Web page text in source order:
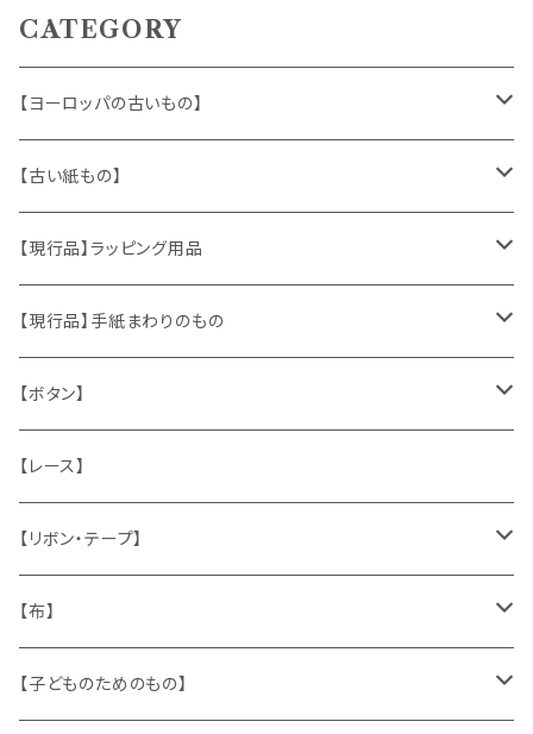
CATEGORY
【ヨーロッパの古いもの】
ヴィンテージアクセサリー
おもちゃ、ぬいぐるみ
くま、テディベア
うさぎ
キャラクター
ヴィンテージファブリック
ハンドメイド製品
お部屋に飾るもの
メタル製品
缶、箱
陶磁器
文房具
【古い紙もの】
切手、FDC
ポストカード、カレンダー
マッチラベル、食品ラベル
蔵書票、荷札、ビュバー、伝票
シール、ステッカー、クロモス
袋、箱、ナプキン、コースター
パズル、ゲーム
【現行品】ラッピング用品
伝票、タグ、シール
袋、ラッピングペーパー
ひも、テープ
【現行品】手紙まわりのもの
封筒、ポストカード
切手
スタンプ
文房具
【ボタン】
木
貝
メタル
ガラス
【レース】
【リボン・テープ】
チロルテープ・イニシャルテープ
トリム
【布】
キッチンクロス、ナプキン
【子どものためのもの】